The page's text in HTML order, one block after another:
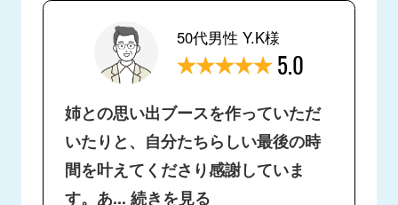
50代男性 Y.K様
5.0
姉との思い出ブースを作っていただ
いたりと、自分たちらしい最後の時
間を叶えてくださり感謝していま
す。あ... 続きを見る